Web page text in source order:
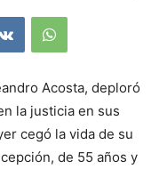
Acosta, deploró
la justicia en sus
cegó la vida de su
de 55 años y